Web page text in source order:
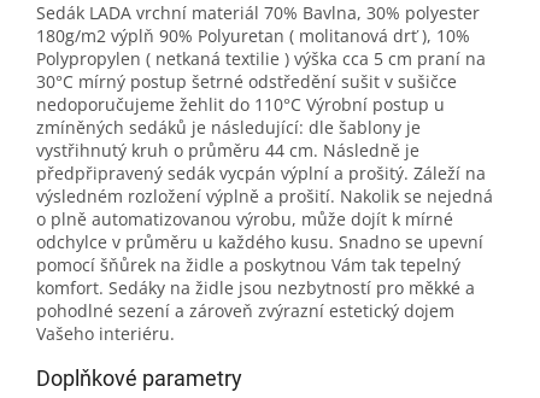
Sedák LADA vrchní materiál 70% Bavlna, 30% polyester
180g/m2 výplň 90% Polyuretan ( molitanová drť ), 10%
Polypropylen ( netkaná textilie ) výška cca 5 cm praní na
30°C mírný postup šetrné odstředění sušit v sušičce
nedoporučujeme žehlit do 110°C Výrobní postup u
zmíněných sedáků je následující: dle šablony je
vystřihnutý kruh o průměru 44 cm. Následně je
předpřipravený sedák vycpán výplní a prošitý. Záleží na
výsledném rozložení výplně a prošití. Nakolik se nejedná
o plně automatizovanou výrobu, může dojít k mírné
odchylce v průměru u každého kusu. Snadno se upevní
pomocí šňůrek na židle a poskytnou Vám tak tepelný
komfort. Sedáky na židle jsou nezbytností pro měkké a
pohodlné sezení a zároveň zvýrazní estetický dojem
Vašeho interiéru.
Doplňkové parametry